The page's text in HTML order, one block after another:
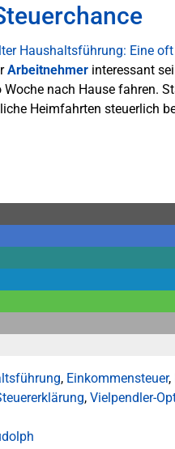
Arbeitnehmer interessant
nach Hause fahren.
Heimfahrten steuerlich
, Einkommensteuer,
, Vielpendler-